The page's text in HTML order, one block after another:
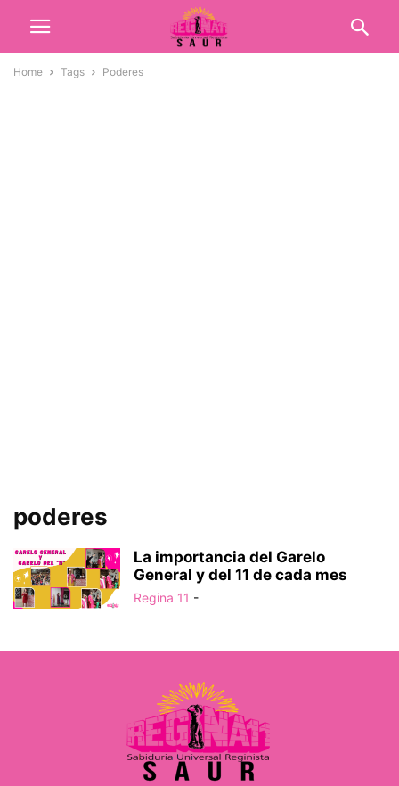
Home Tags Poderes
poderes
La importancia del Garelo
General y del 11 de cada mes
Regina 11 -